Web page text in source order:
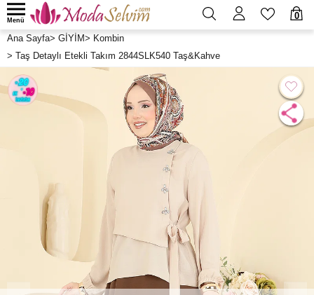
0
Menü
Ana Sayfa> GİYİM> Kombin
> Taş Detaylı Etekli Takım 2844SLK540 Taş&Kahve